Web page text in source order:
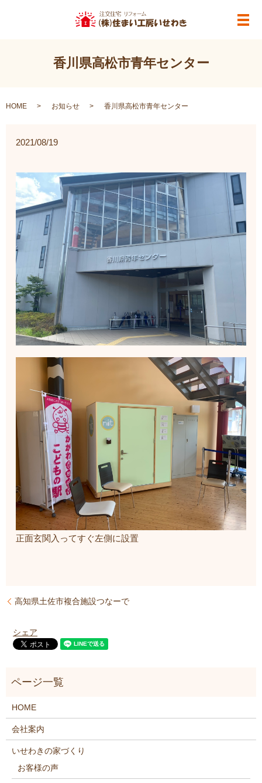
メ
香川県高松市青年センター
HOME お知らせ 香川県高松市青年センター
2021/08/19
正面玄関入ってすぐ左側に設置
高知県土佐市複合施設つなーで
シェア
HOME
会社案内
いせわきの家づくり
お客様の声